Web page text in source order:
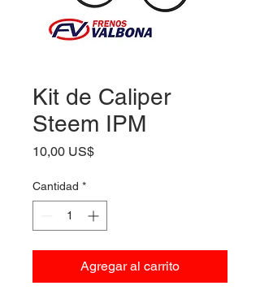
Kit de Caliper
Steem IPM
10,00 US$Precio
Cantidad *
Agregar al carrito